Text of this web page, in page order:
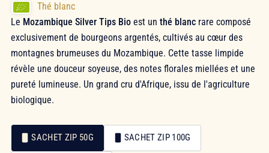
Thé blanc
Le Mozambique Silver Tips Bioest un thé blancrare composé
exclusivement de bourgeons argentés, cultivés au cœur des
montagnes brumeuses du Mozambique. Cette tasse limpide
révèle une douceur soyeuse, des notes florales miellées et une
pureté lumineuse. Un grand cru d'Afrique, issu de l'agriculture
biologique.
SACHET ZIP 50G SACHET ZIP 100G